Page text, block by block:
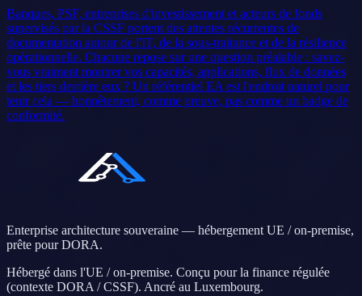
Banques, PSF, entreprises d'investissement et acteurs de fonds
supervisés par la CSSF portent des attentes récurrentes de
documentation autour de l'IT, de la sous-traitance et de la résilience
opérationnelle. Chacune repose sur une question préalable : savez-
vous vraiment montrer vos capacités, applications, flux de données
et les tiers derrière eux ? Un référentiel EA est l'endroit naturel pour
tenir cela — honnêtement, comme preuve, pas comme un badge de
conformité.
Enterprise architecture souveraine — hébergement UE / on-premise,
prête pour DORA.
Hébergé dans l'UE / on-premise. Conçu pour la finance régulée
(contexte DORA / CSSF). Ancré au Luxembourg.